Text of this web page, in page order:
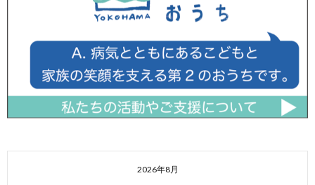
2026年8月